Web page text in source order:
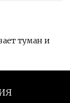
туман и